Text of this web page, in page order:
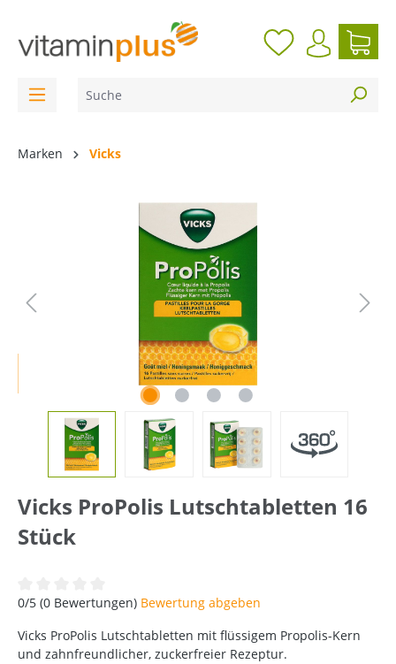
Marken Vicks
Vicks ProPolis Lutschtabletten 16
Stück
Durchschnittliche Bewertung von 0 von 5 Sternen
0/5 (0 Bewertungen) Bewertung abgeben
Vicks ProPolis Lutschtabletten mit flüssigem Propolis-Kern
und zahnfreundlicher, zuckerfreier Rezeptur.